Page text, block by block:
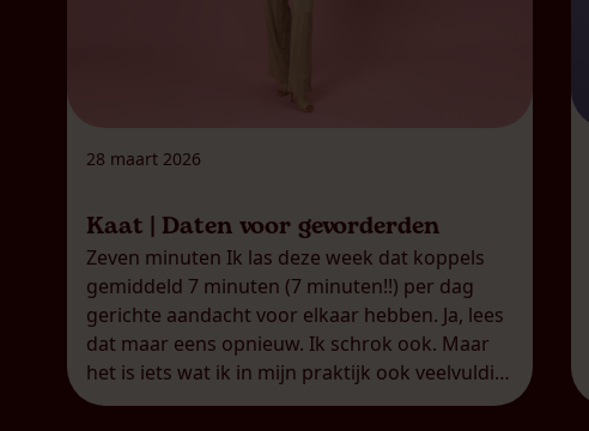
28 maart 2026
Kaat | Daten voor gevorderden
Zeven minuten Ik las deze week dat koppels
gemiddeld 7 minuten (7 minuten!!) per dag
gerichte aandacht voor elkaar hebben. Ja, lees
dat maar eens opnieuw. Ik schrok ook. Maar
het is iets wat ik in mijn praktijk ook veelvuldig
zie: koppels die een zogenaamde